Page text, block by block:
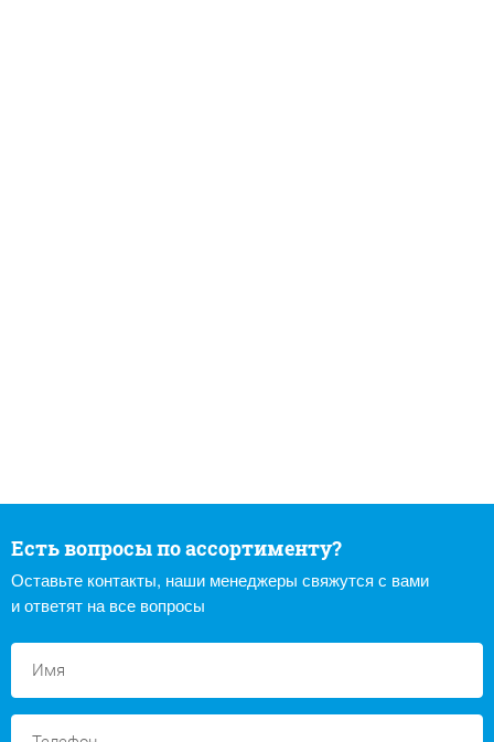
Есть вопросы по ассортименту?
Оставьте контакты, наши менеджеры свяжутся с вами
и ответят на все вопросы